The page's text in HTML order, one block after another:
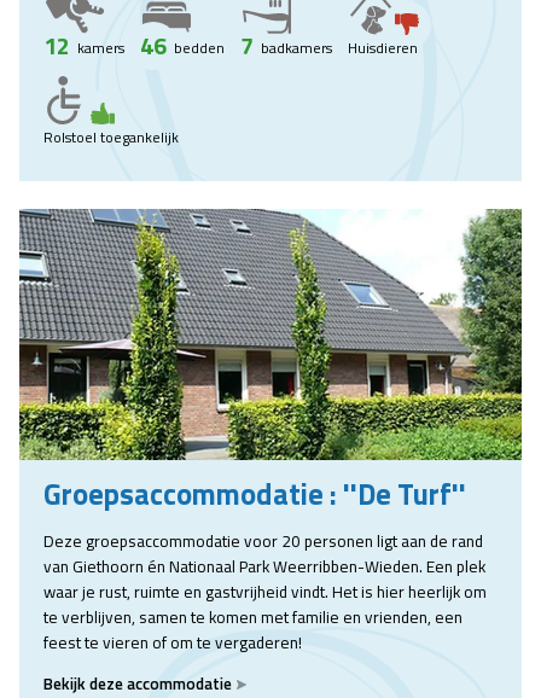
12 kamers 46 bedden 7 badkamers Huisdieren
Rolstoel toegankelijk
Groepsaccommodatie : ''De Turf''
Deze groepsaccommodatie voor 20 personen ligt aan de rand
van Giethoorn én Nationaal Park Weerribben-Wieden. Een plek
waar je rust, ruimte en gastvrijheid vindt. Het is hier heerlijk om
te verblijven, samen te komen met familie en vrienden, een
feest te vieren of om te vergaderen!
Bekijk deze accommodatie